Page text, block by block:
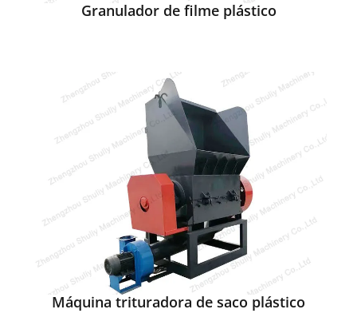
Granulador de filme plástico
Máquina trituradora de saco plástico